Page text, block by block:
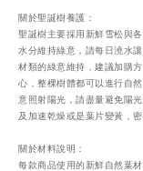
關於聖誕樹養護：
聖誕樹主要採用新鮮雪松與
水分維持綠意，請每日澆水
材類的綠意維持，建議加購
心，整棵樹體都可以進行自
意照射陽光，請盡量避免陽
及加速乾燥或是葉片變黃，
關於材料說明：
每款商品使用的新鮮自然葉